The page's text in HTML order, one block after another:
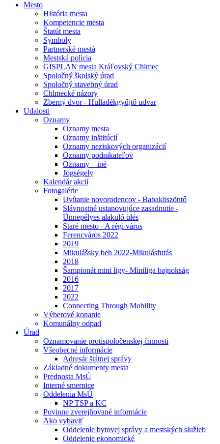
Mesto
História mesta
Kompetencie mesta
Štatút mesta
Symboly
Partnerské mestá
Mestská polícia
GISPLAN mesta Kráľovský Chlmec
Spoločný školský úrad
Spoločný stavebný úrad
Chlmecké názory
Zberný dvor - Hulladékgyűjtő udvar
Udalosti
Oznamy
Oznamy mesta
Oznamy inštitúcií
Oznamy neziskových organizácií
Oznamy podnikateľov
Oznamy – iné
Jogségely
Kalendár akcií
Fotogalérie
Uvítanie novorodencov - Babaköszöntő
Slávnostné ustanovujúce zasadnutie -
Ünnepélyes alakuló ülés
Staré mesto - A régi város
Ferencváros 2022
2019
Mikulášsky beh 2022-Mikulásfutás
2018
Šampionát mini ligy- Miniliga bajnokság
2016
2017
2022
Connecting Through Mobility
Výberové konanie
Komunálny odpad
Úrad
Oznamovanie protispoločenskej činnosti
Všeobecné informácie
Adresár štátnej správy
Základné dokumenty mesta
Prednosta MsÚ
Interné smernice
Oddelenia MsÚ
NP TSP a KC
Povinne zverejňované informácie
Ako vybaviť
Oddelenie bytovej správy a mestských služieb
Oddelenie ekonomické